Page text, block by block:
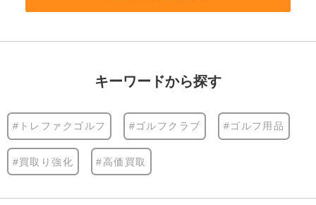
キーワードから探す
#トレファクゴルフ #ゴルフクラブ #ゴルフ用品
#買取り強化 #高価買取